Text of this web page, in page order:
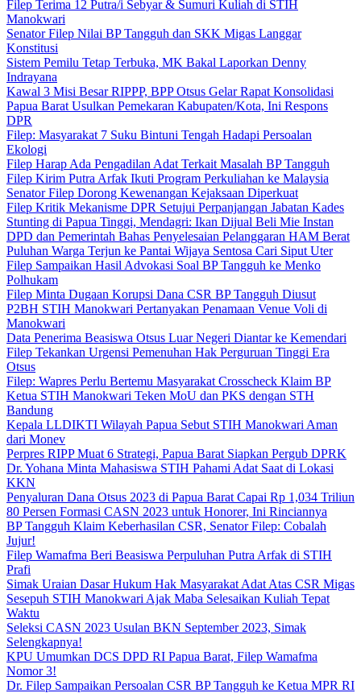
Filep Terima 12 Putra/i Sebyar & Sumuri Kuliah di STIH
Manokwari
Senator Filep Nilai BP Tangguh dan SKK Migas Langgar
Konstitusi
Sistem Pemilu Tetap Terbuka, MK Bakal Laporkan Denny
Indrayana
Kawal 3 Misi Besar RIPPP, BPP Otsus Gelar Rapat Konsolidasi
Papua Barat Usulkan Pemekaran Kabupaten/Kota, Ini Respons
DPR
Filep: Masyarakat 7 Suku Bintuni Tengah Hadapi Persoalan
Ekologi
Filep Harap Ada Pengadilan Adat Terkait Masalah BP Tangguh
Filep Kirim Putra Arfak Ikuti Program Perkuliahan ke Malaysia
Senator Filep Dorong Kewenangan Kejaksaan Diperkuat
Filep Kritik Mekanisme DPR Setujui Perpanjangan Jabatan Kades
Stunting di Papua Tinggi, Mendagri: Ikan Dijual Beli Mie Instan
DPD dan Pemerintah Bahas Penyelesaian Pelanggaran HAM Berat
Puluhan Warga Terjun ke Pantai Wijaya Sentosa Cari Siput Uter
Filep Sampaikan Hasil Advokasi Soal BP Tangguh ke Menko
Polhukam
Filep Minta Dugaan Korupsi Dana CSR BP Tangguh Diusut
P2BH STIH Manokwari Pertanyakan Penamaan Venue Voli di
Manokwari
Data Penerima Beasiswa Otsus Luar Negeri Diantar ke Kemendari
Filep Tekankan Urgensi Pemenuhan Hak Perguruan Tinggi Era
Otsus
Filep: Wapres Perlu Bertemu Masyarakat Crosscheck Klaim BP
Ketua STIH Manokwari Teken MoU dan PKS dengan STH
Bandung
Kepala LLDIKTI Wilayah Papua Sebut STIH Manokwari Aman
dari Monev
Perpres RIPP Muat 6 Strategi, Papua Barat Siapkan Pergub DPRK
Dr. Yohana Minta Mahasiswa STIH Pahami Adat Saat di Lokasi
KKN
Penyaluran Dana Otsus 2023 di Papua Barat Capai Rp 1,034 Triliun
80 Persen Formasi CASN 2023 untuk Honorer, Ini Rinciannya
BP Tangguh Klaim Keberhasilan CSR, Senator Filep: Cobalah
Jujur!
Filep Wamafma Beri Beasiswa Perpuluhan Putra Arfak di STIH
Prafi
Simak Uraian Dasar Hukum Hak Masyarakat Adat Atas CSR Migas
Sesepuh STIH Manokwari Ajak Maba Selesaikan Kuliah Tepat
Waktu
Seleksi CASN 2023 Usulan BKN September 2023, Simak
Selengkapnya!
KPU Umumkan DCS DPD RI Papua Barat, Filep Wamafma
Nomor 3!
Dr. Filep Sampaikan Persoalan CSR BP Tangguh ke Ketua MPR RI